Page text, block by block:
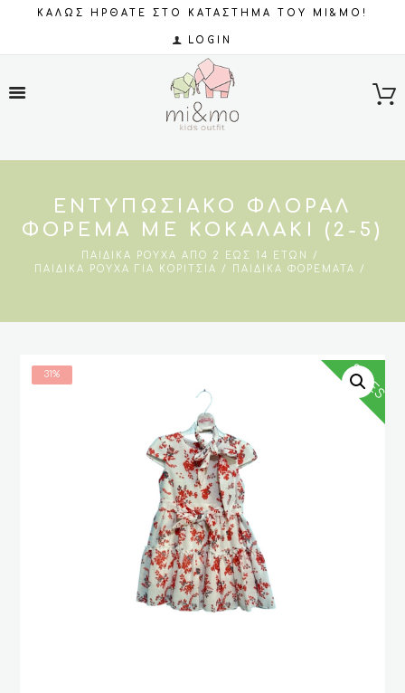
ΚΑΛΩΣ ΗΡΘΑΤΕ ΣΤΟ ΚΑΤΑΣΤΗΜΑ ΤΟΥ MI&MO!
LOGIN
ΕΝΤΥΠΩΣΙΑΚΌ ΦΛΟΡΆΛ
ΦΌΡΕΜΑ ΜΕ ΚΟΚΑΛΆΚΙ (2-5)
ΠΑΙΔΙΚΆ ΡΟΎΧΑ ΑΠΌ 2 ΈΩΣ 14 ΕΤΏΝ
ΠΑΙΔΙΚΆ ΡΟΎΧΑ ΓΙΑ ΚΟΡΊΤΣΙΑ
ΠΑΙΔΙΚΆ ΦΟΡΈΜΑΤΑ
31% SALES